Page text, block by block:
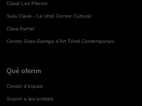
Casal Les Planes
Sala Clavé - La Unió Centre Cultural
Casa Aymat
Centre Grau-Garriga d'Art Tèxtil Contemporani
Què oferim
Cessió d'espais
Suport a les entitats